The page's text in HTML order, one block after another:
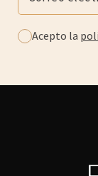
Acepto la